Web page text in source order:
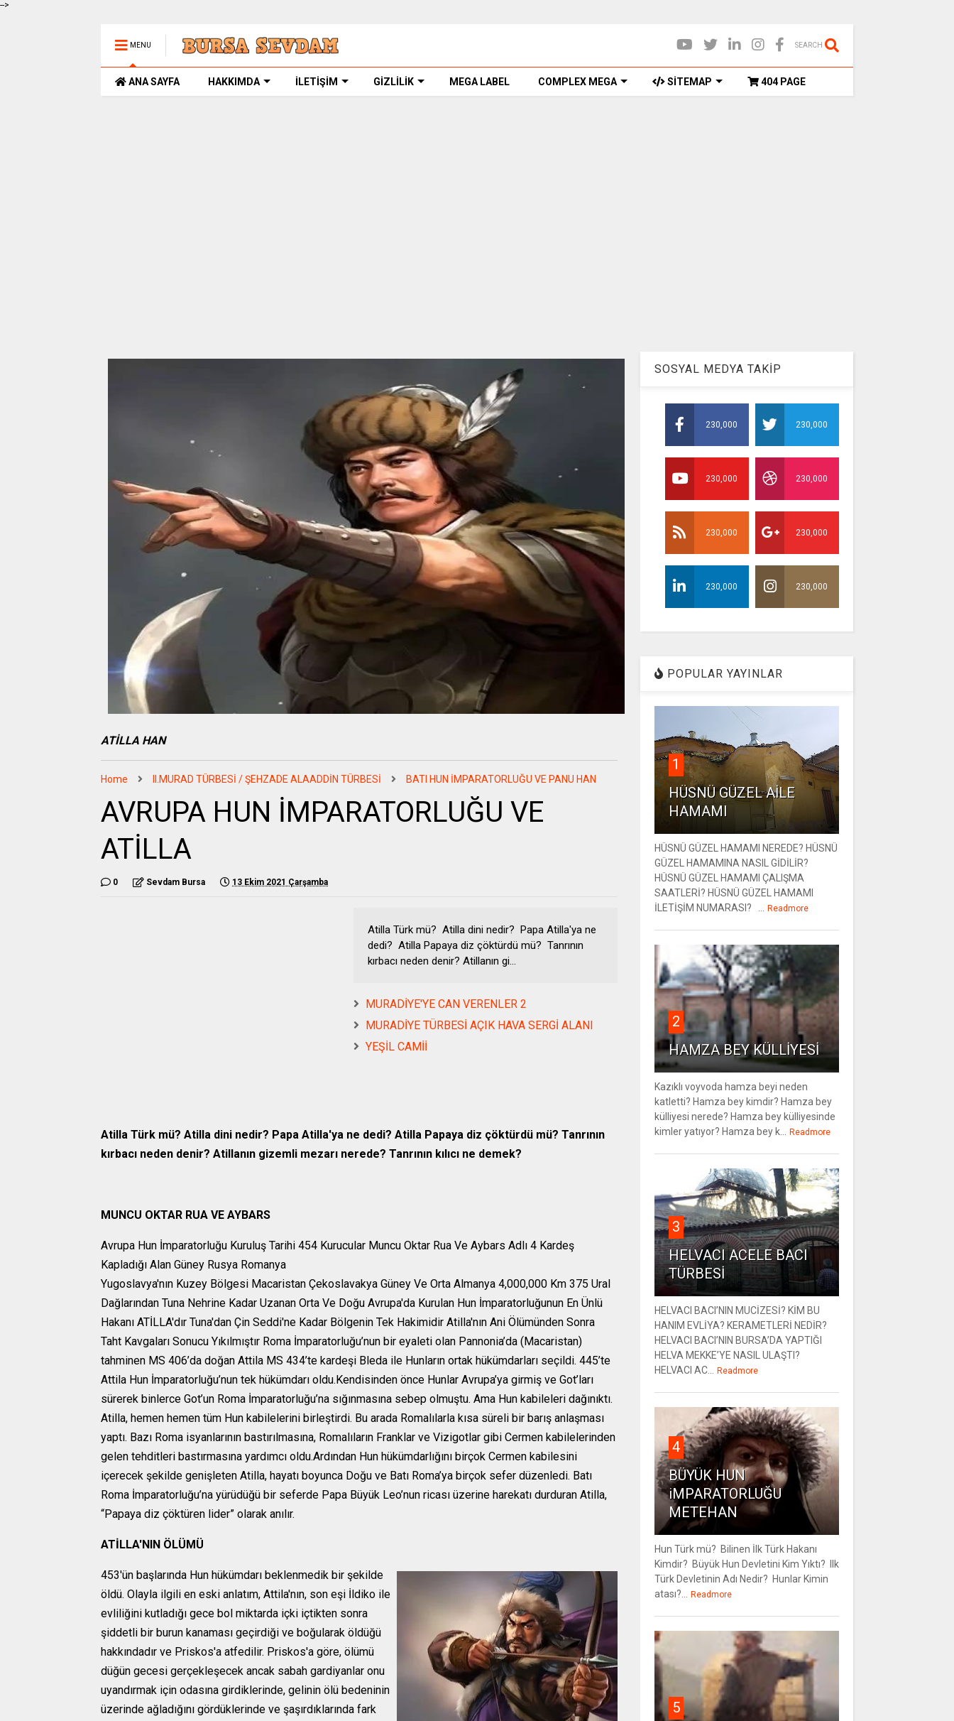
-->
MENU SEARCH
ANA SAYFA HAKKIMDA İLETİŞİM GİZLİLİK MEGA LABEL COMPLEX MEGA SİTEMAP 404 PAGE
ATİLLA HAN
Home II.MURAD TÜRBESİ / ŞEHZADE ALAADDİN TÜRBESİ BATI HUN İMPARATORLUĞU VE PANU HAN
AVRUPA HUN İMPARATORLUĞU VE
ATİLLA
0 Sevdam Bursa 13 Ekim 2021 Çarşamba
Atilla Türk mü? Atilla dini nedir? Papa Atilla'ya ne
dedi? Atilla Papaya diz çöktürdü mü? Tanrının
kırbacı neden denir? Atillanın gi...
MURADİYE'YE CAN VERENLER 2
MURADİYE TÜRBESİ AÇIK HAVA SERGİ ALANI
YEŞİL CAMİİ
Atilla Türk mü? Atilla dini nedir? Papa Atilla'ya ne dedi? Atilla Papaya diz çöktürdü mü? Tanrının
kırbacı neden denir? Atillanın gizemli mezarı nerede? Tanrının kılıcı ne demek?
MUNCU OKTAR RUA VE AYBARS
Avrupa Hun İmparatorluğu Kuruluş Tarihi 454 Kurucular Muncu Oktar Rua Ve Aybars Adlı 4 Kardeş
Kapladığı Alan Güney Rusya Romanya
Yugoslavya'nın Kuzey Bölgesi Macaristan Çekoslavakya Güney Ve Orta Almanya 4,000,000 Km 375 Ural
Dağlarından Tuna Nehrine Kadar Uzanan Orta Ve Doğu Avrupa'da Kurulan Hun İmparatorluğunun En Ünlü
Hakanı ATİLLA'dır Tuna'dan Çin Seddi'ne Kadar Bölgenin Tek Hakimidir Atilla'nın Ani Ölümünden Sonra
Taht Kavgaları Sonucu Yıkılmıştır Roma İmparatorluğu’nun bir eyaleti olan Pannonia’da (Macaristan)
tahminen MS 406’da doğan Attila MS 434’te kardeşi Bleda ile Hunların ortak hükümdarları seçildi. 445’te
Attila Hun İmparatorluğu’nun tek hükümdarı oldu.Kendisinden önce Hunlar Avrupa’ya girmiş ve Got’ları
sürerek binlerce Got’un Roma İmparatorluğu’na sığınmasına sebep olmuştu. Ama Hun kabileleri dağınıktı.
Atilla, hemen hemen tüm Hun kabilelerini birleştirdi. Bu arada Romalılarla kısa süreli bir barış anlaşması
yaptı. Bazı Roma isyanlarının bastırılmasına, Romalıların Franklar ve Vizigotlar gibi Cermen kabilelerinden
gelen tehditleri bastırmasına yardımcı oldu.Ardından Hun hükümdarlığını birçok Cermen kabilesini
içerecek şekilde genişleten Atilla, hayatı boyunca Doğu ve Batı Roma’ya birçok sefer düzenledi. Batı
Roma İmparatorluğu’na yürüdüğü bir seferde Papa Büyük Leo’nun ricası üzerine harekatı durduran Atilla,
“Papaya diz çöktüren lider” olarak anılır.
ATİLLA'NIN ÖLÜMÜ
453'ün başlarında Hun hükümdarı beklenmedik bir şekilde
öldü. Olayla ilgili en eski anlatım, Attila'nın, son eşi İldiko ile
evliliğini kutladığı gece bol miktarda içki içtikten sonra
şiddetli bir burun kanaması geçirdiği ve boğularak öldüğü
hakkındadır ve Priskos'a atfedilir. Priskos'a göre, ölümü
düğün gecesi gerçekleşecek ancak sabah gardiyanlar onu
uyandırmak için odasına girdiklerinde, gelinin ölü bedeninin
üzerinde ağladığını gördüklerinde ve şaşırdıklarında fark
SOSYAL MEDYA TAKİP
230,000 230,000
230,000 230,000
230,000 230,000
230,000 230,000
POPULAR YAYINLAR
1
HÜSNÜ GÜZEL AİLE
HAMAMI
HÜSNÜ GÜZEL HAMAMI NEREDE? HÜSNÜ
GÜZEL HAMAMINA NASIL GİDİLİR?
HÜSNÜ GÜZEL HAMAMI ÇALIŞMA
SAATLERİ? HÜSNÜ GÜZEL HAMAMI
İLETİŞİM NUMARASI? ...
Readmore
2
HAMZA BEY KÜLLİYESİ
Kazıklı voyvoda hamza beyi neden
katletti? Hamza bey kimdir? Hamza bey
külliyesi nerede? Hamza bey külliyesinde
kimler yatıyor? Hamza bey k...
Readmore
3
HELVACI ACELE BACI
TÜRBESİ
HELVACI BACI’NIN MUCİZESİ? KİM BU
HANIM EVLİYA? KERAMETLERİ NEDİR?
HELVACI BACI’NIN BURSA’DA YAPTIĞI
HELVA MEKKE’YE NASIL ULAŞTI?
HELVACI AC...
Readmore
4
BÜYÜK HUN
iMPARATORLUĞU
METEHAN
Hun Türk mü? Bilinen İlk Türk Hakanı
Kimdir? Büyük Hun Devletini Kim Yıktı? Ilk
Türk Devletinin Adı Nedir? Hunlar Kimin
atası?...
Readmore
5